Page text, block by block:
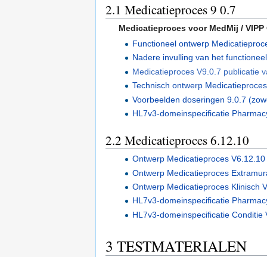
2.1 Medicatieproces 9 0.7
Medicatieproces voor MedMij / VIPP
Functioneel ontwerp
Nadere invulling van het
Medicatieproces V9.0.7 publicatie
Technisch ontwerp
Voorbeelden doseringen 9.0.7
HL7v3-domeinspecificatie
2.2 Medicatieproces 6.12.10
Ontwerp Medicatieproces V6.12.10
Ontwerp Medicatieproces
Ontwerp Medicatieproces Klinisch
HL7v3-domeinspecificatie
HL7v3-domeinspecificatie Conditie
3 TESTMATERIALEN